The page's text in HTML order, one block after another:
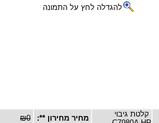
להגדלה לחץ על התמונה
קלטת גיבוי
מחיר מחירון **:
₪0